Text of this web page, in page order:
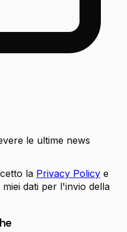
le ultime news
la Privacy Policy e
dati per l'invio della